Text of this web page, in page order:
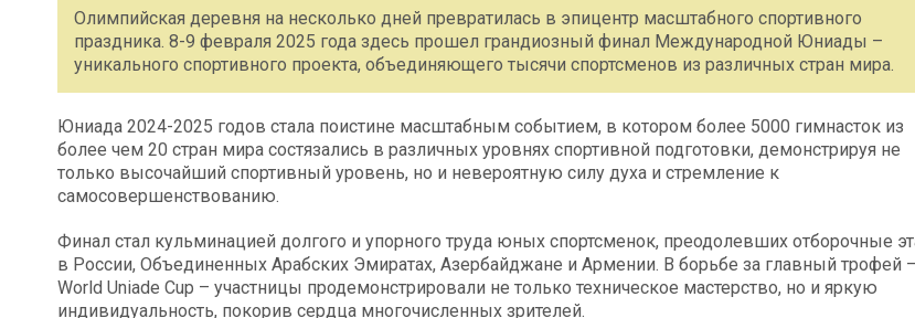
Олимпийская деревня на несколько дней превратилась в эпицентр масштабного спортивного
праздника. 8-9 февраля 2025 года здесь прошел грандиозный финал Международной Юниады –
уникального спортивного проекта, объединяющего тысячи спортсменов из различных стран мира.
Юниада 2024-2025 годов стала поистине масштабным событием, в котором более 5000 гимнасток из
более чем 20 стран мира состязались в различных уровнях спортивной подготовки, демонстрируя не
только высочайший спортивный уровень, но и невероятную силу духа и стремление к
самосовершенствованию.
Финал стал кульминацией долгого и упорного труда юных спортсменок, преодолевших отборочные
в России, Объединенных Арабских Эмиратах, Азербайджане и Армении. В борьбе за главный трофей –
World Uniade Cup – участницы продемонстрировали не только техническое мастерство, но и яркую
индивидуальность, покорив сердца многочисленных зрителей.